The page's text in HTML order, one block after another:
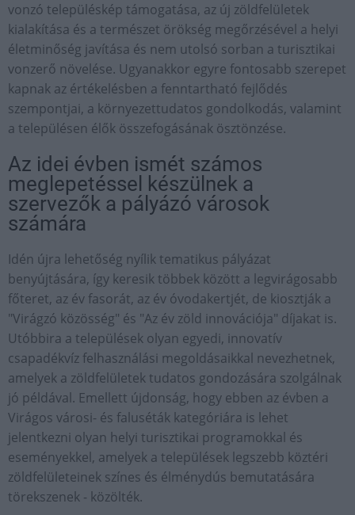
vonzó településkép támogatása, az új zöldfelületek
kialakítása és a természet örökség megőrzésével a helyi
életminőség javítása és nem utolsó sorban a turisztikai
vonzerő növelése. Ugyanakkor egyre fontosabb szerepet
kapnak az értékelésben a fenntartható fejlődés
szempontjai, a környezettudatos gondolkodás, valamint
a településen élők összefogásának ösztönzése.
Az idei évben ismét számos
meglepetéssel készülnek a
szervezők a pályázó városok
számára
Idén újra lehetőség nyílik tematikus pályázat
benyújtására, így keresik többek között a legvirágosabb
főteret, az év fasorát, az év óvodakertjét, de kiosztják a
"Virágzó közösség" és "Az év zöld innovációja" díjakat is.
Utóbbira a települések olyan egyedi, innovatív
csapadékvíz felhasználási megoldásaikkal nevezhetnek,
amelyek a zöldfelületek tudatos gondozására szolgálnak
jó példával. Emellett újdonság, hogy ebben az évben a
Virágos városi- és faluséták kategóriára is lehet
jelentkezni olyan helyi turisztikai programokkal és
eseményekkel, amelyek a települések legszebb köztéri
zöldfelületeinek színes és élménydús bemutatására
törekszenek - közölték.